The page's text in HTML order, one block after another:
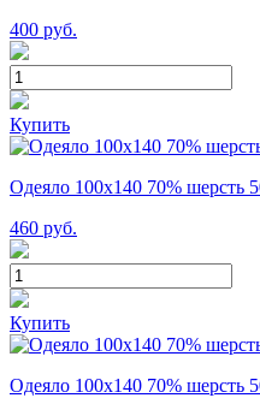
400 руб.
Купить
Одеяло 100х140 70% шерсть
460 руб.
Купить
Одеяло 100х140 70% шерсть